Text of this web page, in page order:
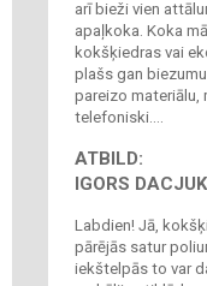
arī bieži vien
apaļkoka. Koka
kokšķiedras vai
plašs gan
pareizo materiālu,
telefoniski....
ATBILD:
IGORS
Labdien! Jā,
pārējās satur
iekštelpās to var